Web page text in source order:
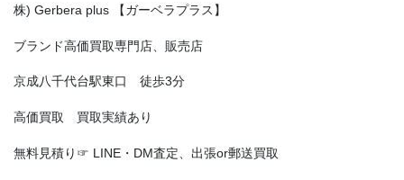
株) Gerbera plus 【ガーベラプラス】
ブランド高価買取専門店、販売店
京成八千代台駅東口 徒歩3分
高価買取 買取実績あり
無料見積り☞ LINE・DM査定、出張or郵送買取